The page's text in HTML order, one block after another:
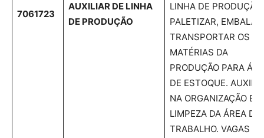
7061723
AUXILIAR DE LINHA
DE PRODUÇÃO
LINHA DE PRODUÇÃO;
PALETIZAR,
TRANSPORTAR OS
MATÉRIAS DA
PRODUÇÃO PARA
DE ESTOQUE.
NA ORGANIZAÇÃO E
LIMPEZA DA ÁREA DE
TRABALHO. VAGAS